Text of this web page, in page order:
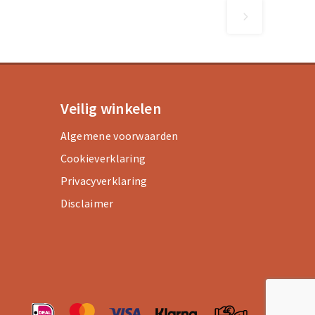
Veilig winkelen
Algemene voorwaarden
Cookieverklaring
Privacyverklaring
Disclaimer